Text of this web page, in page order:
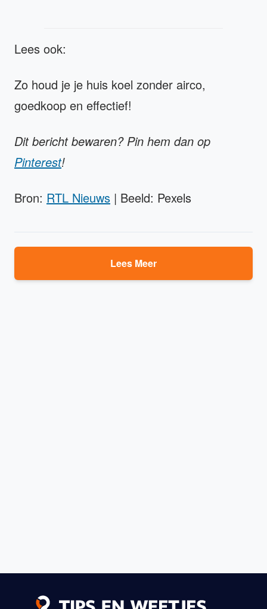
Lees ook:
Zo houd je je huis koel zonder airco,
goedkoop en effectief!
Dit bericht bewaren? Pin hem dan op
Pinterest!
Bron: RTL Nieuws | Beeld: Pexels
Lees Meer